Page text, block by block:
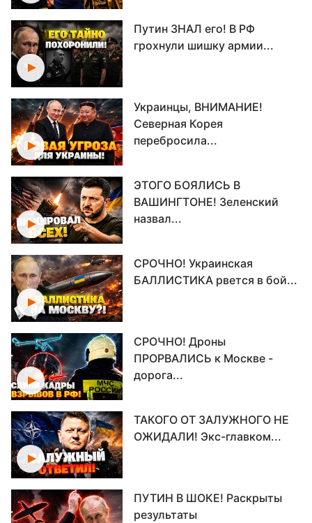
Путин ЗНАЛ его! В РФ
грохнули шишку армии...
Украинцы, ВНИМАНИЕ!
Северная Корея
перебросила...
ЭТОГО БОЯЛИСЬ В
ВАШИНГТОНЕ! Зеленский
назвал...
СРОЧНО! Украинская
БАЛЛИСТИКА рвется в бой...
СРОЧНО! Дроны
ПРОРВАЛИСЬ к Москве -
дорога...
ТАКОГО ОТ ЗАЛУЖНОГО НЕ
ОЖИДАЛИ! Экс-главком...
ПУТИН В ШОКЕ! Раскрыты
результаты